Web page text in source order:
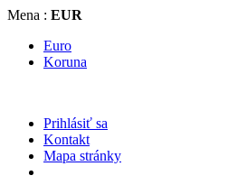
Mena : EUR
Euro
Koruna
Prihlásiť sa
Kontakt
Mapa stránky